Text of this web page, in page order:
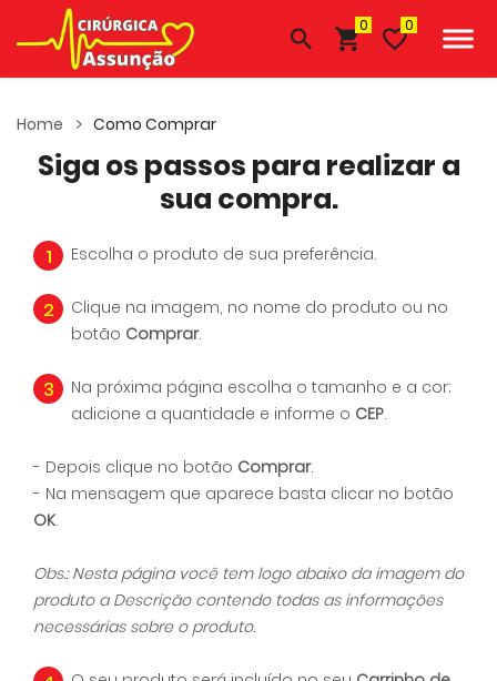
0
Home Como Comprar
Siga os passos para realizar a
sua compra.
1 Escolha o produto de sua preferência.
2
Clique na imagem, no nome do produto ou no
botão Comprar.
3
Na próxima página escolha o tamanho e a cor;
adicione a quantidade e informe o CEP.
- Depois clique no botão Comprar.
- Na mensagem que aparece basta clicar no botão
OK.
Obs.: Nesta página você tem logo abaixo da imagem do
produto a Descrição contendo todas as informações
necessárias sobre o produto.